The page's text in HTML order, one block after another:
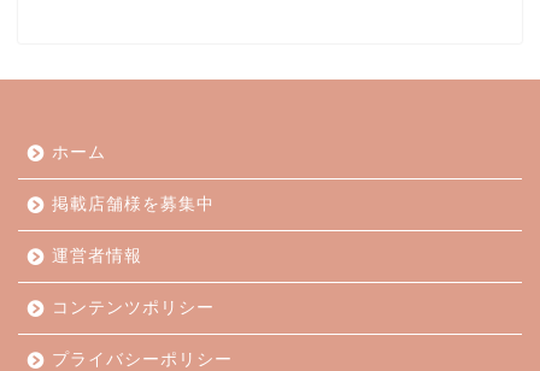
ホーム
掲載店舗様を募集中
運営者情報
コンテンツポリシー
プライバシーポリシー